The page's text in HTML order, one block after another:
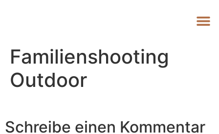
Familienshooting
Outdoor
Schreibe einen Kommentar